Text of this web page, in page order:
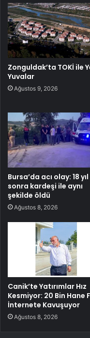
Zonguldak’ta TOKİ ile
Yuvalar
Ağustos 9, 2026
Bursa’da acı olay: 18 yıl
sonra kardeşi ile aynı
şekilde öldü
Ağustos 8, 2026
Canik’te Yatırımlar Hız
Kesmiyor: 20 Bin Hane
İnternete Kavuşuyor
Ağustos 8, 2026